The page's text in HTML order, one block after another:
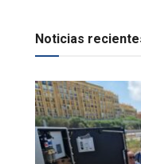
Noticias